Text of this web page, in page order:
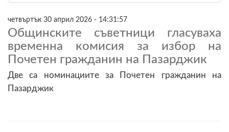
четвъртък 30 април 2026 - 14:31:57
Общинските съветници гласуваха
временна комисия за избор на
Почетен гражданин на Пазарджик
Две са номинациите за Почетен гражданин на
Пазарджик